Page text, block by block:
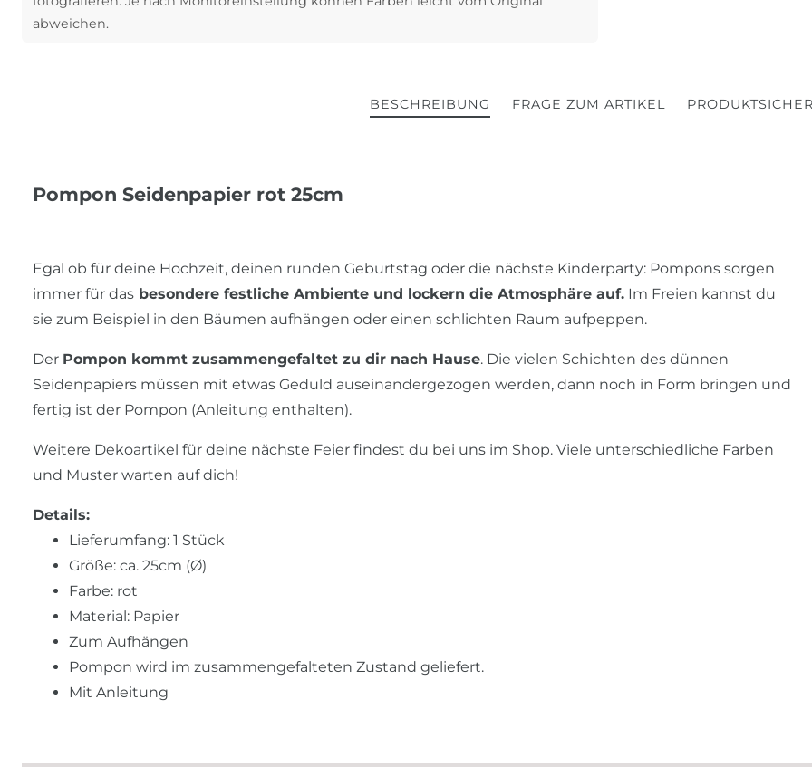
abweichen.
BESCHREIBUNG FRAGE ZUM ARTIKEL
Pompon Seidenpapier rot 25cm
Egal ob für deine Hochzeit, deinen runden Geburtstag oder die nächste Kinderparty: Pompons sorgen
immer für das besondere festliche Ambiente und lockern die Atmosphäre auf. Im Freien kannst du
sie zum Beispiel in den Bäumen aufhängen oder einen schlichten Raum aufpeppen.
Der Pompon kommt zusammengefaltet zu dir nach Hause. Die vielen Schichten des dünnen
Seidenpapiers müssen mit etwas Geduld auseinandergezogen werden, dann noch in Form bringen und
fertig ist der Pompon (Anleitung enthalten).
Weitere Dekoartikel für deine nächste Feier findest du bei uns im Shop. Viele unterschiedliche Farben
und Muster warten auf dich!
Details:
Lieferumfang: 1 Stück
Größe: ca. 25cm (Ø)
Farbe: rot
Material: Papier
Zum Aufhängen
Pompon wird im zusammengefalteten Zustand geliefert.
Mit Anleitung